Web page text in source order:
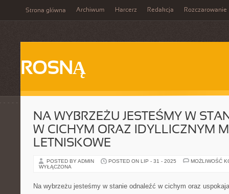
Strona główna Archiwum Harcerz Redakcja Rozczarowanie
ROSNĄ
NA WYBRZEŻU JESTEŚMY W
W CICHYM ORAZ IDYLLICZNYM
LETNISKOWE
POSTED BY ADMIN POSTED ON LIP - 31 - 2025
MOŻLIWOŚĆ
WYŁĄCZONA
Na wybrzeżu jesteśmy w stanie odnaleźć w cichym oraz